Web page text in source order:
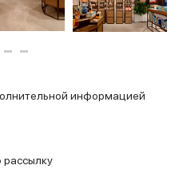
analytics partners who
that you’ve
информацией
рассылку